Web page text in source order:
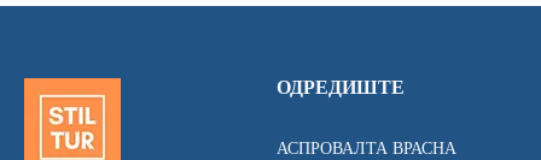
ОДРЕДИШТЕ
АСПРОВАЛТА ВРАСНА